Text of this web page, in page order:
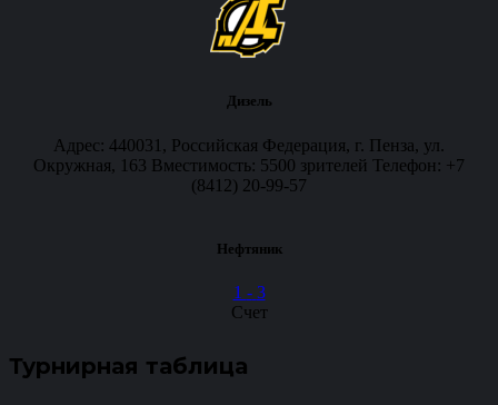
Дизель
Адрес: 440031, Российская Федерация, г. Пенза, ул.
Окружная, 163 Вместимость: 5500 зрителей Телефон: +7
(8412) 20-99-57
Нефтяник
1 - 3
Счет
Турнирная таблица